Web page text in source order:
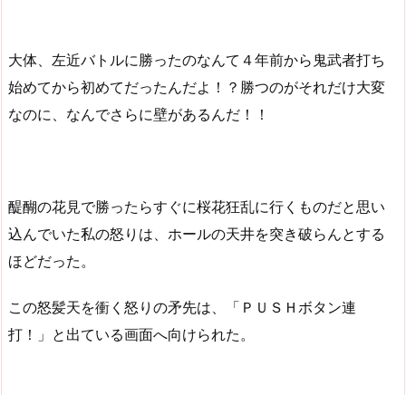
大体、左近バトルに勝ったのなんて４年前から鬼武者打ち
始めてから初めてだったんだよ！？勝つのがそれだけ大変
なのに、なんでさらに壁があるんだ！！
醍醐の花見で勝ったらすぐに桜花狂乱に行くものだと思い
込んでいた私の怒りは、ホールの天井を突き破らんとする
ほどだった。
この怒髪天を衝く怒りの矛先は、「ＰＵＳＨボタン連
打！」と出ている画面へ向けられた。